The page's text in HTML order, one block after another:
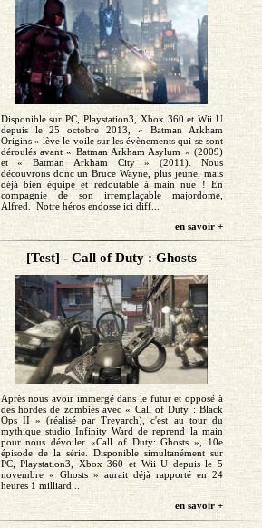
Disponible sur PC, Playstation3, Xbox 360 et Wii U
depuis le 25 octobre 2013, « Batman Arkham
Origins » lève le voile sur les évènements qui se sont
déroulés avant « Batman Arkham Asylum » (2009)
et « Batman Arkham City » (2011). Nous
découvrons donc un Bruce Wayne, plus jeune, mais
déjà bien équipé et redoutable à main nue ! En
compagnie de son irremplaçable majordome,
Alfred. Notre héros endosse ici diff...
en savoir +
[Test] - Call of Duty : Ghosts
Après nous avoir immergé dans le futur et opposé à
des hordes de zombies avec « Call of Duty : Black
Ops II » (réalisé par Treyarch), c'est au tour du
mythique studio Infinity Ward de reprend la main
pour nous dévoiler «Call of Duty: Ghosts », 10e
épisode de la série. Disponible simultanément sur
PC, Playstation3, Xbox 360 et Wii U depuis le 5
novembre « Ghosts » aurait déjà rapporté en 24
heures 1 milliard...
en savoir +